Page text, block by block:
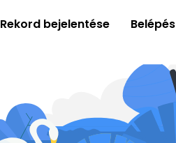
Rekord bejelentése Belépés